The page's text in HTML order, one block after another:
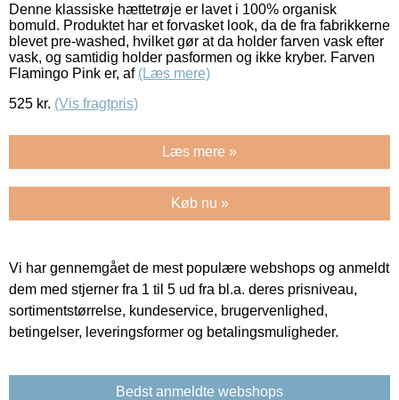
Denne klassiske hættetrøje er lavet i 100% organisk
bomuld. Produktet har et forvasket look, da de fra fabrikkerne
blevet pre-washed, hvilket gør at da holder farven vask efter
vask, og samtidig holder pasformen og ikke kryber. Farven
Flamingo Pink er, af (Læs mere)
525 kr. (Vis fragtpris)
Læs mere »
Køb nu »
Vi har gennemgået de mest populære webshops og anmeldt
dem med stjerner fra 1 til 5 ud fra bl.a. deres prisniveau,
sortimentstørrelse, kundeservice, brugervenlighed,
betingelser, leveringsformer og betalingsmuligheder.
Bedst anmeldte webshops